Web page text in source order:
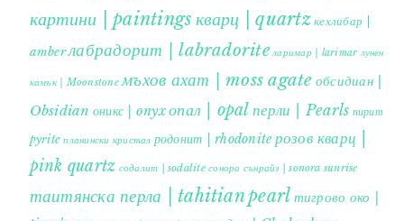
картини | paintings кварц | quartzкехлибар |
amberлабрадорит | labradorite ларимар | larimar лунен
камък | Moonstone мъхов ахат | moss agate обсидиан |
Obsidian оникс | onyxопал | opal перли | Pearls пирит |
pyrite планински кристал родонит | rhodonite розов кварц |
pink quartz содалит | sodalite сонора сънрайз | sonora sunrise
таитянска перла | tahitian pearl тигрово око |